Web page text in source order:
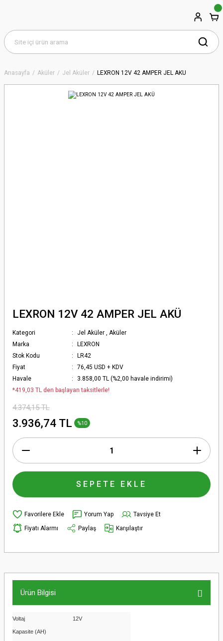
Anasayfa Aküler Jel Aküler LEXRON 12V 42 AMPER JEL AKÜ
LEXRON 12V 42 AMPER JEL AKÜ
Kategori Jel Aküler ,Aküler
Marka
LEXRON
Stok Kodu
LR42
Fiyat
76,45 USD + KDV
Havale
3.858,00 TL (%2,00 havale indirimi)
*419,03 TL den başlayan taksitlerle!
4.374,15 TL
3.936,74 TL %10
SEPETE EKLE
Yorum Yap
Tavsiye Et
Fiyatı Alarmı
Paylaş Karşılaştır
Ürün Bilgisi
Voltaj 12V
Kapasite (AH)